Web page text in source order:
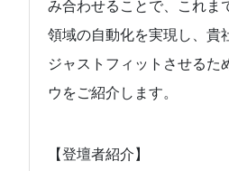
み合わせることで、これま
領域の自動化を実現し、貴
ジャストフィットさせるた
ウをご紹介します。
【登壇者紹介】